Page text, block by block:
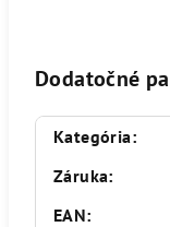
Dodatočné
Kategória:
Záruka:
EAN: